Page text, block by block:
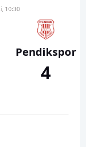
10:30
Pendikspor
4